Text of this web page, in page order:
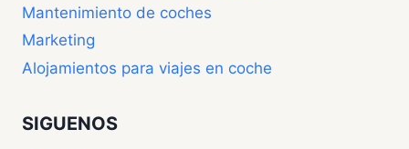
Mantenimiento de coches
Marketing
Alojamientos para viajes en coche
SIGUENOS